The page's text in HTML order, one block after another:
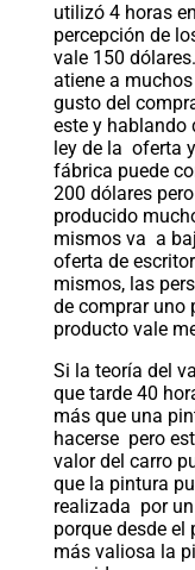
utilizó 4 horas
percepción de
vale 150
atiene a
gusto del
este y hablando
ley de la oferta
fábrica puede
200 dólares
producido
mismos va a
oferta de
mismos, las
de comprar uno
producto vale
Si la teoría del
que tarde 40
más que una
hacerse pero
valor del carro
que la pintura
realizada por
porque desde el
más valiosa la